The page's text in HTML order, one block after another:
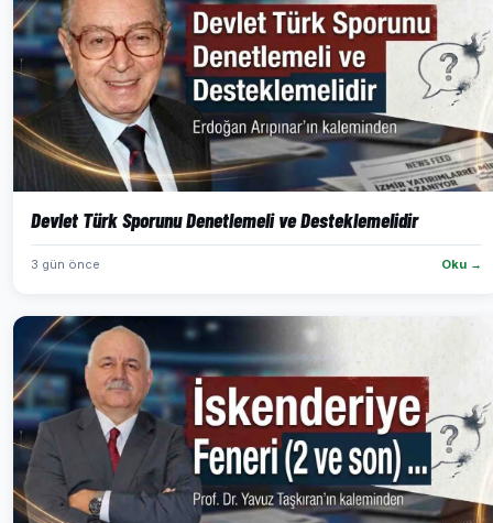
Devlet Türk Sporunu Denetlemeli ve Desteklemelidir
3 gün önce Oku →